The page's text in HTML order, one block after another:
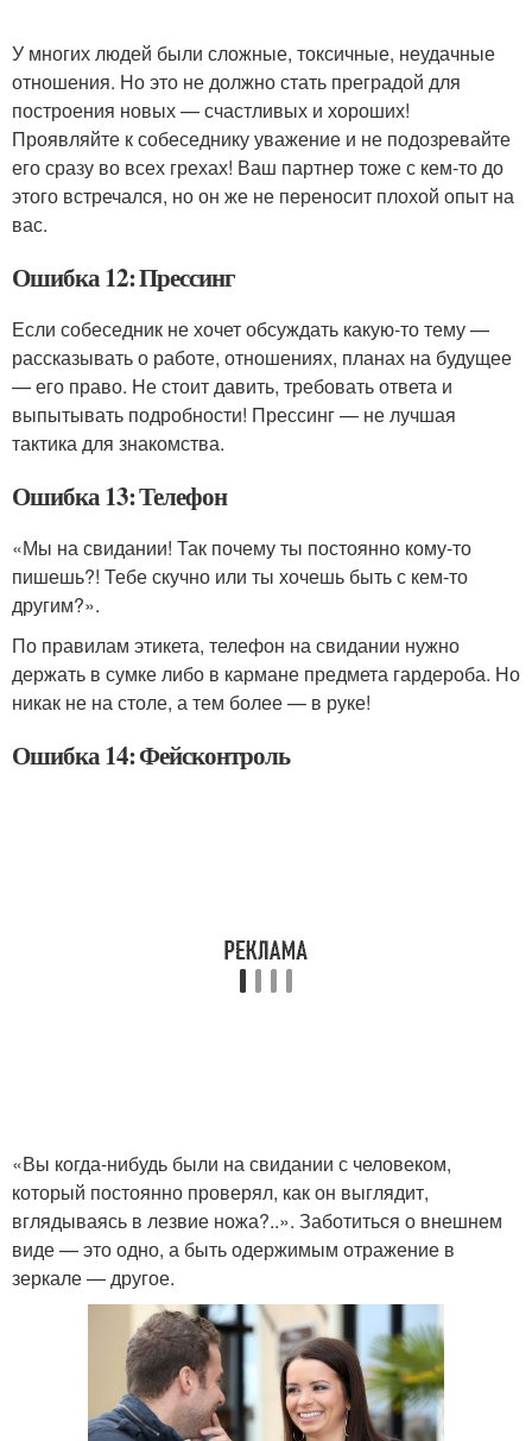
У многих людей были сложные, токсичные, неудачные
отношения. Но это не должно стать преградой для
построения новых — счастливых и хороших!
Проявляйте к собеседнику уважение и не подозревайте
его сразу во всех грехах! Ваш партнер тоже с кем-то до
этого встречался, но он же не переносит плохой опыт на
вас.
Ошибка 12: Прессинг
Если собеседник не хочет обсуждать какую-то тему —
рассказывать о работе, отношениях, планах на будущее
— его право. Не стоит давить, требовать ответа и
выпытывать подробности! Прессинг — не лучшая
тактика для знакомства.
Ошибка 13: Телефон
«Мы на свидании! Так почему ты постоянно кому-то
пишешь?! Тебе скучно или ты хочешь быть с кем-то
другим?».
По правилам этикета, телефон на свидании нужно
держать в сумке либо в кармане предмета гардероба. Но
никак не на столе, а тем более — в руке!
Ошибка 14: Фейсконтроль
«Вы когда-нибудь были на свидании с человеком,
который постоянно проверял, как он выглядит,
вглядываясь в лезвие ножа?..». Заботиться о внешнем
виде — это одно, а быть одержимым отражение в
зеркале — другое.